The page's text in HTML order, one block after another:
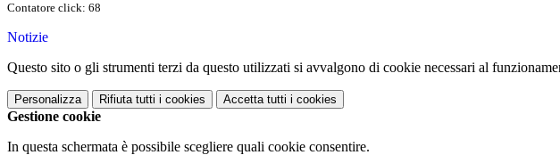
Contatore click: 68
Notizie
Questo sito o gli strumenti terzi da questo utilizzati si avvalgono di cookie necessari al
Personalizza Rifiuta tutti i cookies Accetta tutti i cookies
Gestione cookie
In questa schermata è possibile scegliere quali cookie consentire.